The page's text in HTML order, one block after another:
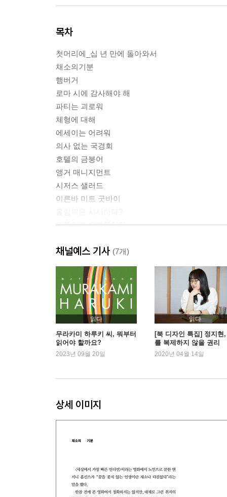
목차
첫머리에_십 년 만에 돌아와서
채소의기분
햄버거
로마 시에 감사해야 해
파티는 괴로워
체형에 대해
에세이는 어려워
의사 없는 국경회
호텔의 금붕어
앵거 매니지먼트
시저스 샐러드
이른바 미트 굿바이
왼쪽인가 오른쪽인가
꿈을 꿀 필요가 업삳
편지를 쓸 수 없다
오피스 아워
생각 없는 난쟁이
여어, 어둠, 나의 옛 친구
서른 살이 넘은 녀석들
오키프의 파인애플
마치 표범처럼
이제 그만둬버릴까
신문이란 무엇?
커뮤니케이션이 필요하다
책을 좋아했다
휴대전화라든가 병따개라든가
채널예스 기사 (7개)
읽다
무라카미 하루키 씨, 뭐부터
읽어야 할까요?
2023년 09월 20일
읽다
[북 디자인 특집] 정지현
를 복제하지 않을 권리
2020년 04월 14일
상세 이미지